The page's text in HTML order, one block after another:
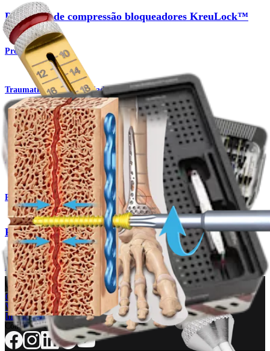
Parafusos de compressão bloqueadores KreuLock™
Produto
Traumatismo - Extremidades inferiores
Fixação interna para fratura distal da tíbia/pilão
Procedimento
Pé e tornozelo
Parafusos de compressão bloqueadores KreuLock™
Produto
Como podemos ajudar?
Contacte um representante
Veja eventos, laboratórios e oportunidades educacionais
Inscreva-se para receber: O que há de novo na Arthrex?
Conecte-se conosco